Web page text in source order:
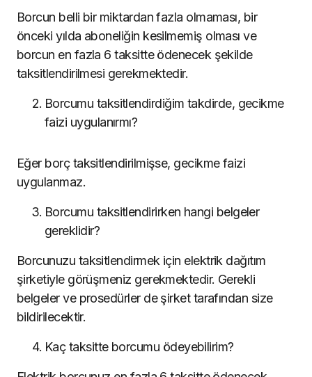
Borcun belli bir miktardan fazla olmaması, bir
önceki yılda aboneliğin kesilmemiş olması ve
borcun en fazla 6 taksitte ödenecek şekilde
taksitlendirilmesi gerekmektedir.
Borcumu taksitlendirdiğim takdirde, gecikme
faizi uygulanırmı?
Eğer borç taksitlendirilmişse, gecikme faizi
uygulanmaz.
Borcumu taksitlendirirken hangi belgeler
gereklidir?
Borcunuzu taksitlendirmek için elektrik dağıtım
şirketiyle görüşmeniz gerekmektedir. Gerekli
belgeler ve prosedürler de şirket tarafından size
bildirilecektir.
Kaç taksitte borcumu ödeyebilirim?